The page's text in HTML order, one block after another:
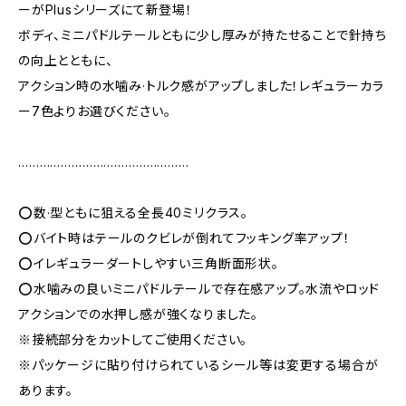
ーがPlusシリーズにて新登場！
ボディ、ミニパドルテールともに少し厚みが持たせることで針持ち
の向上とともに、
アクション時の水噛み·トルク感がアップしました！レギュラーカラ
ー7色よりお選びください。
…………………………………………
⭕️数·型ともに狙える全長40ミリクラス。
⭕️バイト時はテールのクビレが倒れてフッキング率アップ！
⭕️イレギュラーダートしやすい三角断面形状。
⭕️水噛みの良いミニパドルテールで存在感アップ。水流やロッド
アクションでの水押し感が強くなりました。
※接続部分をカットしてご使用ください。
※パッケージに貼り付けられているシール等は変更する場合が
あります。